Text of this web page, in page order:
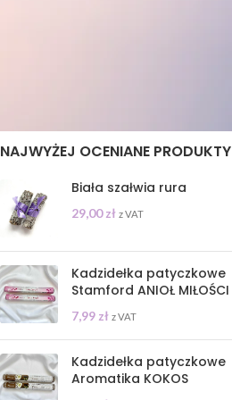
NAJWYŻEJ OCENIANE PRODUKTY
Biała szałwia rura
29,00zł z VAT
Kadzidełka patyczkowe
Stamford ANIOŁ MIŁOŚCI
7,99 zł z VAT
Kadzidełka patyczkowe
Aromatika KOKOS